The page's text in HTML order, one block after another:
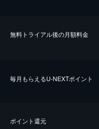
無料トライアル後の⽉額料金
毎⽉もらえるU-NEXTポイント
ポイント還元